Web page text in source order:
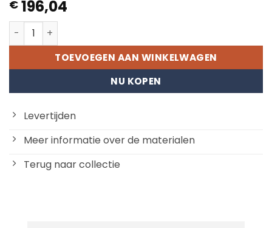
€ 196,04
De zwarte specht aantal
TOEVOEGEN AAN WINKELWAGEN
NU KOPEN
Levertijden
Meer informatie over de materialen
Terug naar collectie